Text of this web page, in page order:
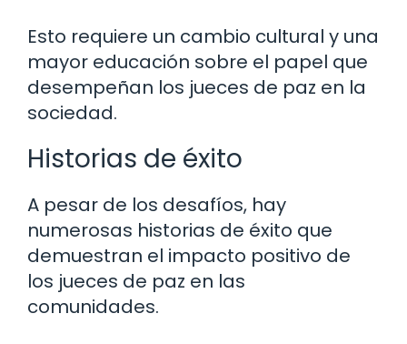
Esto requiere un cambio cultural y una
mayor educación sobre el papel que
desempeñan los jueces de paz en la
sociedad.
Historias de éxito
A pesar de los desafíos, hay
numerosas historias de éxito que
demuestran el impacto positivo de
los jueces de paz en las
comunidades.